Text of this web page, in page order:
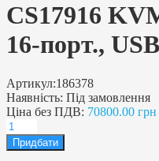
CS17916
16-порт.,
Артикул:186378
Наявність: Під замовлення
Ціна без ПДВ: 70800.00 грн